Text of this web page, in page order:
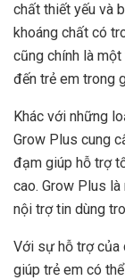
chất thiết yếu và
khoáng chất có
cũng chính là
đến trẻ em trong
Khác với những
Grow Plus cung
đạm giúp hỗ trợ
cao. Grow Plus
nội trợ tin dùng
Với sự hỗ trợ của
giúp trẻ em có